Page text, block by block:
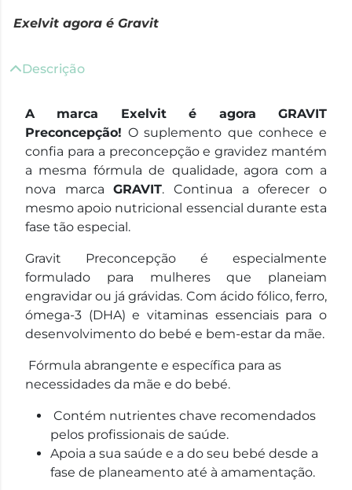
Exelvit agora é Gravit
Descrição
A marca Exelvit é agora GRAVIT
Preconcepção!O suplemento que conhece e
confia para a preconcepção e gravidez mantém
a mesma fórmula de qualidade, agora com a
nova marcaGRAVIT. Continua a oferecer o
mesmo apoio nutricional essencial durante esta
fase tão especial.
Gravit Preconcepção é especialmente
formulado para mulheres que planeiam
engravidar ou já grávidas. Com ácido fólico, ferro,
ómega-3 (DHA) e vitaminas essenciais para o
desenvolvimento do bebé e bem-estar da mãe.
Fórmula abrangente e específica para as
necessidades da mãe e do bebé.
Contém nutrientes chave recomendados
pelos profissionais de saúde.
Apoia a sua saúde e a do seu bebé desde a
fase de planeamento até à amamentação.